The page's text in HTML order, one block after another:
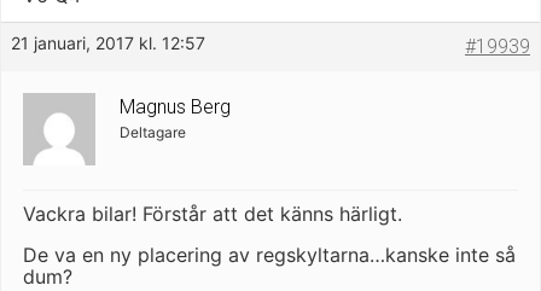
21 januari, 2017 kl. 12:57 #19939
Magnus Berg
Deltagare
Vackra bilar! Förstår att det känns härligt.
De va en ny placering av regskyltarna…kanske inte så
dum?